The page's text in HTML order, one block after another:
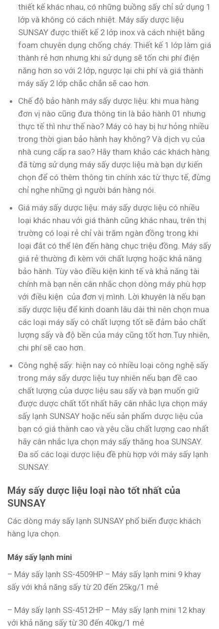
thiết kế khác nhau, có những buồng sấy chỉ sử dụng 1
lớp và không có cách nhiệt. Máy sấy dược liệu
SUNSAY được thiết kế 2 lớp inox và cách nhiệt bằng
foam chuyên dụng chống cháy. Thiết kế 1 lớp làm giá
thành rẻ hơn nhưng khi sử dụng sẽ tốn chi phí điện
năng hơn so với 2 lớp, ngược lại chi phí và giá thành
máy sấy 2 lớp chắc chắn sẽ cao hơn.
Chế độ bảo hành máy sấy dược liệu: khi mua hàng
đơn vị nào cũng đưa thông tin là bảo hành 01 nhưng
thực tế thì như thế nào? Máy có hay bị hư hỏng nhiều
trong thời gian bảo hành hay không? Và dịch vụ của
nhà cung cấp ra sao? Hãy tham khảo các khách hàng
đã từng sử dụng máy sấy dược liệu mà bạn dự kiến
chọn để có thêm thông tin chính xác từ thực tế, đừng
chỉ nghe những gì người bán hàng nói.
Giá máy sấy dược liệu: máy sấy dược liệu có nhiều
loại khác nhau với giá thành cũng khác nhau, trên thị
trường có loại rẻ chỉ vài trăm ngàn đồng trong khi
loại đắt có thể lên đến hàng chục triệu đồng. Máy sấy
giá rẻ thường đi kèm với chất lượng hoặc khả năng
bảo hành. Tùy vào điều kiện kinh tế và khả năng tài
chính mà bạn nên cân nhắc chọn dòng máy phù hợp
với điều kiện của đơn vị mình. Lời khuyên là nếu bạn
sấy dược liệu để kinh doanh lâu dài thì nên chọn mua
các loại máy sấy có chất lượng tốt sẽ đảm bảo chất
lượng sấy và độ bền của máy cũng tốt hơn.Tuy nhiên,
chi phí sẽ cao hơn.
Công nghệ sấy: hiện nay có nhiều loại công nghệ sấy
trong máy sấy dược liệu tuy nhiên nếu bạn đề cao
chất lượng của dược liệu sau sấy và bạn muốn giữ
được dược chất tốt nhất hãy cân nhắc lựa chọn máy
sấy lạnh SUNSAY hoặc nếu sản phẩm dược liệu của
bạn có giá thành cao và yêu cầu chất lượng cao nhất
hãy cân nhắc lựa chọn máy sấy thăng hoa SUNSAY.
Đa số các loại dược liệu đề phù hợp với máy sấy lạnh
SUNSAY.
Máy sấy dược liệu loại nào tốt nhất của
SUNSAY
Các dòng máy sấy lạnh SUNSAY phổ biến được khách
hàng lựa chọn.
Máy sấy lạnh mini
– Máy sấy lạnh SS-4509HP – Máy sấy lạnh mini 9 khay
sấy với khả năng sấy từ 20 đến 25kg/1 mẻ
– Máy sấy lạnh SS-4512HP – Máy sấy lạnh mini 12 khay
với khả năng sấy từ 30 đến 40kg/1 mẻ